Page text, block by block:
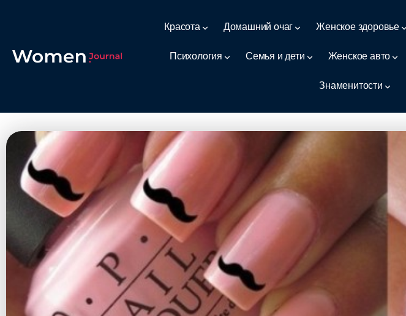
Красота Домашний очаг Женское здоровье
Психология Семья и дети Женское авто
Знаменитости